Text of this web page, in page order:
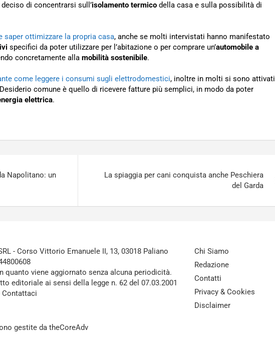
di concentrarsi sull’isolamento termico della casa e sulla possibilità di
saper ottimizzare la propria casa, anche se molti intervistati hanno manifestato
specifici da poter utilizzare per l’abitazione o per comprare un’automobile a
concretamente alla mobilità sostenibile.
come leggere i consumi sugli elettrodomestici, inoltre in molti si sono attivati
comune è quello di ricevere fatture più semplici, in modo da poter
elettrica.
Napolitano: un
La spiaggia per cani conquista anche Peschiera
del Garda
- Corso Vittorio Emanuele II, 13, 03018 Paliano
viene aggiornato senza alcuna periodicità.
editoriale ai sensi della legge n. 62 del 07.03.2001
Contattaci
gestite da theCoreAdv
Chi Siamo
Redazione
Contatti
Privacy & Cookies
Disclaimer